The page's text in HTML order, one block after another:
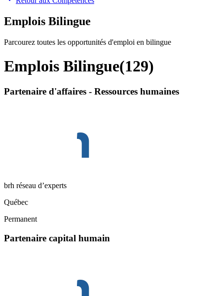
Emplois Bilingue
Parcourez toutes les opportunités d'emploi en bilingue
Emplois Bilingue(129)
Partenaire d'affaires - Ressources humaines
brh réseau d’experts
Québec
Permanent
Partenaire capital humain